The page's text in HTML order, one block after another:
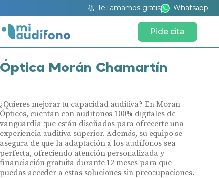
Te llamamos gratis Whatsapp
Pide cita
Óptica Morán Chamartín
¿Quieres mejorar tu capacidad auditiva? En Moran
Ópticos, cuentan con audífonos 100% digitales de
vanguardia que están diseñados para ofrecerte una
experiencia auditiva superior. Además, su equipo se
asegura de que la adaptación a los audífonos sea
perfecta, ofreciendo atención personalizada y
financiación gratuita durante 12 meses para que
puedas acceder a estas soluciones sin preocupaciones.